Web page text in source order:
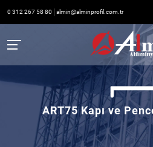
0 312 267 58 80 almin@alminprofil.com.tr
ART75 Kapı ve